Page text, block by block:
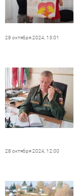
28 октября 2024, 13:01
28 октября 2024, 12:00